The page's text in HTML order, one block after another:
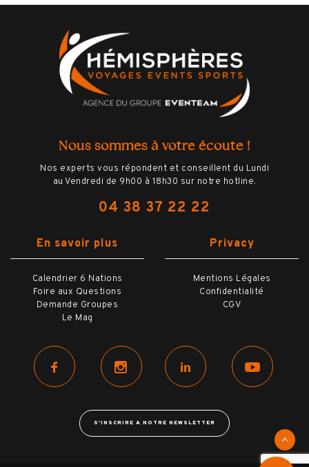
Nous sommes à votre écoute !
Nos experts vous répondent et conseillent du Lundi
au Vendredi de 9h00 à 18h30 sur notre hotline.
04 38 37 22 22
En savoir plus
Calendrier 6 Nations
Foire aux Questions
Demande Groupes
Le Mag
Privacy
Mentions Légales
Confidentialité
CGV
S'INSCRIRE A NOTRE NEWSLETTER